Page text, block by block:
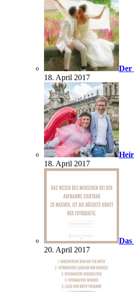
Der
18. April 2017
18. April 2017
Das
20. April 2017